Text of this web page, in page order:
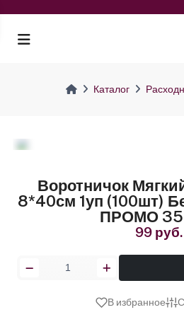
Каталог
Воротничок
8*40см 1уп (100шт)
ПРОМО
99 руб.
В избранное